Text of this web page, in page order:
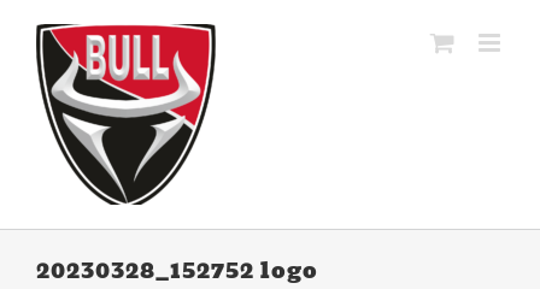
inhoud
20230328_152752 logo